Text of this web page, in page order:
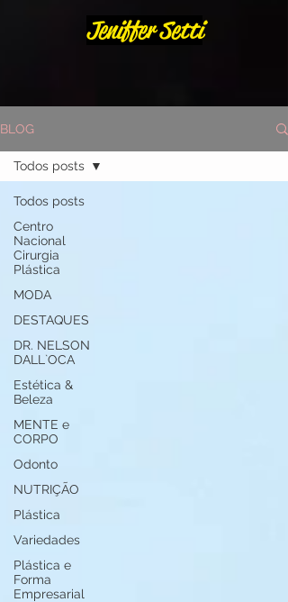
Jeniffer Setti
BLOG
Todos posts
Centro
Nacional
Cirurgia
Plástica
MODA
DESTAQUES
DR. NELSON
DALL`OCA
Estética &
Beleza
MENTE e
CORPO
Odonto
NUTRIÇÃO
Plástica
Variedades
Plástica e
Forma
Empresarial
Todos posts